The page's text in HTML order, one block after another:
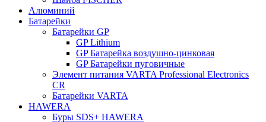
Алюминий
Батарейки
Батарейки GP
GP Lithium
GP Батарейка воздушно-цинковая
GP Батарейки пуговичные
Элемент питания VARTA Professional Electronics
CR
Батарейки VARTA
HAWERA
Буры SDS+ HAWERA